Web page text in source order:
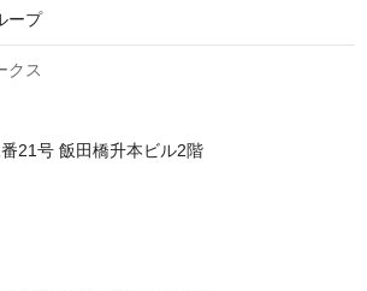
ープ
クス
21号 飯田橋升本ビル2階